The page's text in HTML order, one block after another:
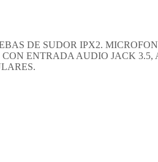
DE SUDOR IPX2.
ENTRADA AUDIO JACK